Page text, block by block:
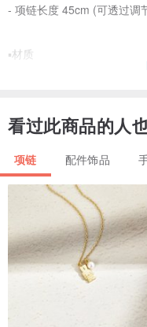
- 项链长度 45cm (可透过调
▪材质
- 通体S925银，外层电镀真
・配戴洗澡对项链是最简单
水/化学物质即可 ( 如不慎
[ 重要必读 ]
※商品接单订制
・付款后，制作为 3 -7 天。
・急单请私讯告知与讨论，
・项链采用新型调节珠 可
看过此商品的人
项链 配件饰品